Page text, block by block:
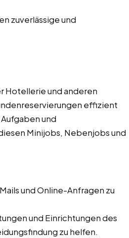
zuverlässige und
Hotellerie und anderen
effizient
und
Minijobs, Nebenjobs und
und Online-Anfragen zu
und Einrichtungen des
zu helfen.